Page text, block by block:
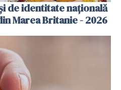
de identitate națională
Marea Britanie - 2026